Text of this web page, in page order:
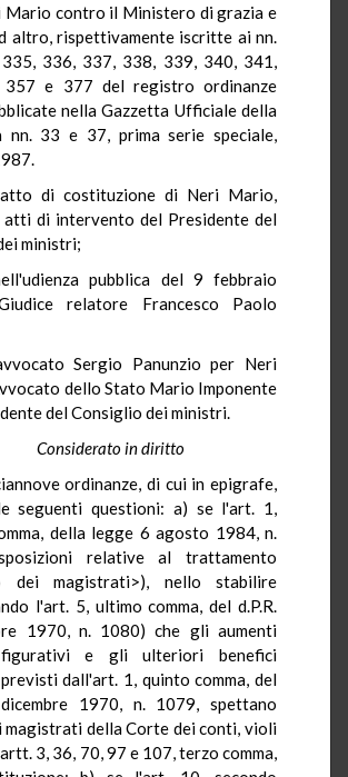
Mario contro il Ministero di grazia e
altro, rispettivamente iscritte ai nn.
336, 337, 338, 339, 340, 341,
357 e 377 del registro ordinanze
nella Gazzetta Ufficiale della
nn. 33 e 37, prima serie speciale,
di costituzione di Neri Mario,
atti di intervento del Presidente del
ministri;
pubblica del 9 febbraio
relatore Francesco Paolo
Sergio Panunzio per Neri
dello Stato Mario Imponente
del Consiglio dei ministri.
Considerato in diritto
ordinanze, di cui in epigrafe,
seguenti questioni: a) se l'art. 1,
della legge 6 agosto 1984, n.
relative al trattamento
dei magistrati>), nello stabilire
l'art. 5, ultimo comma, del d.P.R.
1970, n. 1080) che gli aumenti
e gli ulteriori benefici
dall'art. 1, quinto comma, del
1970, n. 1079, spettano
della Corte dei conti, violi
3, 36, 70, 97 e 107, terzo comma,